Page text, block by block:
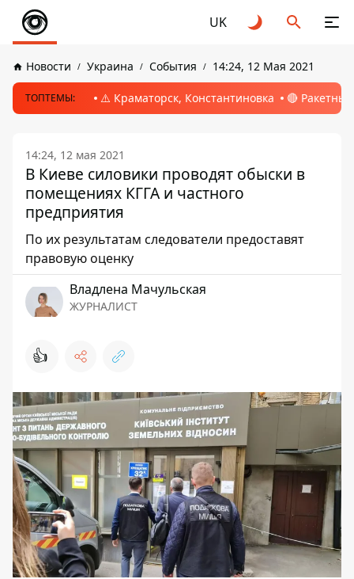
UK
Новости Украина События 14:24, 12 Мая 2021
ТОПТЕМЫ: ⚠️ Краматорск, Константиновка 🔴
14:24, 12 мая 2021
В Киеве силовики проводят обыски в
помещениях КГГА и частного
предприятия
По их результатам следователи предоставят
правовую оценку
Владлена Мачульская
ЖУРНАЛИСТ
👍